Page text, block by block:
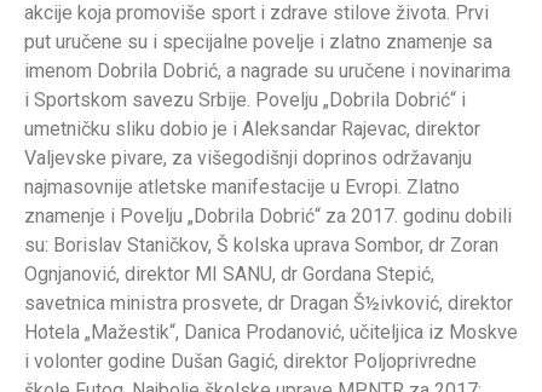
akcije koja promoviše sport i zdrave stilove života. Prvi
put uručene su i specijalne povelje i zlatno znamenje sa
imenom Dobrila Dobrić, a nagrade su uručene i novinarima
i Sportskom savezu Srbije. Povelju „Dobrila Dobrić“ i
umetničku sliku dobio je i Aleksandar Rajevac, direktor
Valjevske pivare, za višegodišnji doprinos održavanju
najmasovnije atletske manifestacije u Evropi. Zlatno
znamenje i Povelju „Dobrila Dobrić“ za 2017. godinu dobili
su: Borislav Staničkov, Š kolska uprava Sombor, dr Zoran
Ognjanović, direktor MI SANU, dr Gordana Stepić,
savetnica ministra prosvete, dr Dragan Š½ivković, direktor
Hotela „Mažestik“, Danica Prodanović, učiteljica iz Moskve
i volonter godine Dušan Gagić, direktor Poljoprivredne